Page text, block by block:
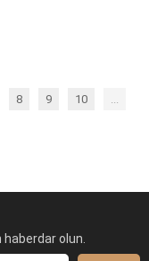
8 9 10 ...
olun.